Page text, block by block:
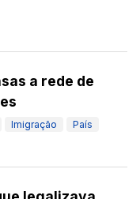
a rede de
Imigração País